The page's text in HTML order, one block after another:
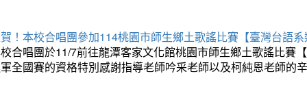
！本校合唱團參加114桃園市師生鄉土歌謠比賽【臺灣台語
合唱團於11/7前往龍潭客家文化館桃園市師生鄉土歌謠比賽
全國賽的資格特別感謝指導老師吟采老師以及柯純恩老師的